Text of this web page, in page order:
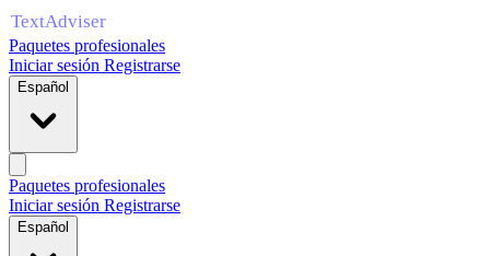
Paquetes profesionales
Iniciar sesión Registrarse
Español
Paquetes profesionales
Iniciar sesión Registrarse
Español